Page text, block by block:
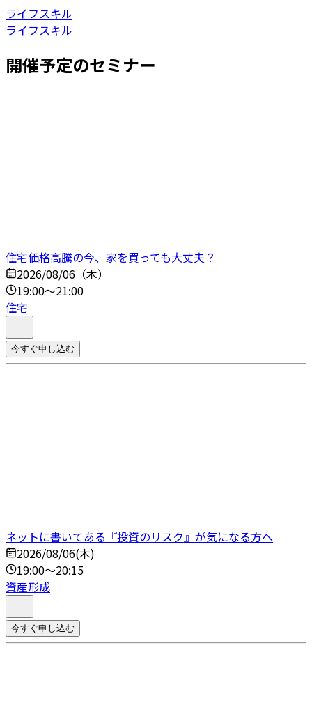
ライフスキル
ライフスキル
開催予定のセミナー
住宅価格高騰の今、家を買っても大丈夫？
2026/08/06（木）
19:00～21:00
住宅
今すぐ申し込む
ネットに書いてある『投資のリスク』が気になる方へ
2026/08/06(木)
19:00～20:15
資産形成
今すぐ申し込む